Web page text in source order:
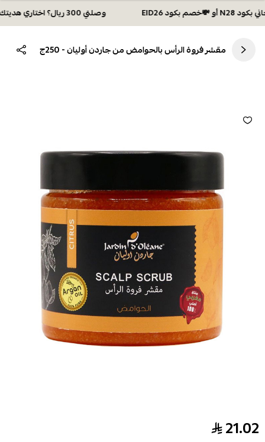
وصلتي 300 ريال؟ اختاري هديتك :🏍 شحن مجاني بكود N28 أو 💸خصم بكود EID26
مقشر فروة الرأس بالحوامض من جاردن أوليان - 250ج
مقشر فروة الرأس بالحوامض من جاردن أوليان - 250ج
21.02